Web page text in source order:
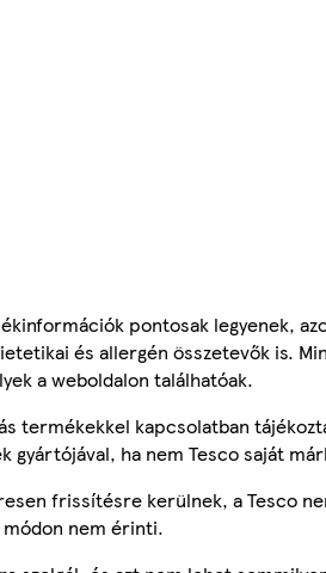
pontosak legyenek,
és allergén összetevők is.
a weboldalon találhatóak.
termékekkel kapcsolatban
gyártójával, ha nem Tesco saját
frissítésre kerülnek, a Tesco
nem érinti.